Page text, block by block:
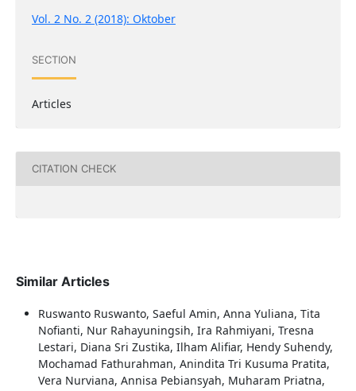
Vol. 2 No. 2 (2018): Oktober
SECTION
Articles
CITATION CHECK
Similar Articles
Ruswanto Ruswanto, Saeful Amin, Anna Yuliana, Tita
Nofianti, Nur Rahayuningsih, Ira Rahmiyani, Tresna
Lestari, Diana Sri Zustika, Ilham Alifiar, Hendy Suhendy,
Mochamad Fathurahman, Anindita Tri Kusuma Pratita,
Vera Nurviana, Annisa Pebiansyah, Muharam Priatna,